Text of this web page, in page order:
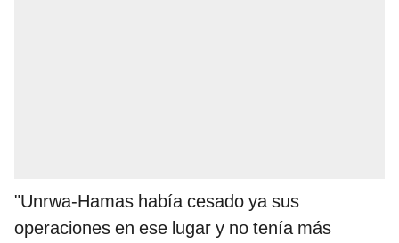
"Unrwa-Hamas había cesado ya sus
operaciones en ese lugar y no tenía más